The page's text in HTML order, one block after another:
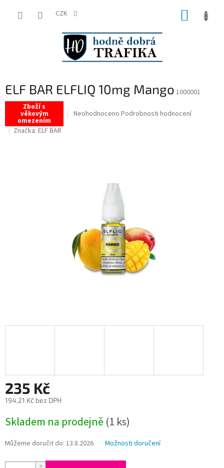
CZK
ELF BAR ELFLIQ 10mg Mango 1000001
Zboží s
věkovým
omezením
Průměrné
Neohodnoceno Podrobnosti hodnocení
Značka: ELF BAR
235 Kč
194,21 Kč bez DPH
cena:
Skladem na prodejně (1 ks)
Můžeme doručit do: 13.8.2026 Možnosti doručení